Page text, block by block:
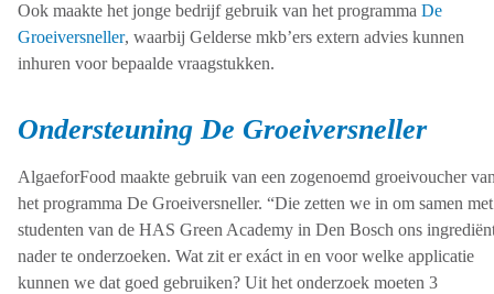
Ook maakte het jonge bedrijf gebruik van het programma De
Groeiversneller, waarbij Gelderse mkb’ers extern advies kunnen
inhuren voor bepaalde vraagstukken.
Ondersteuning De Groeiversneller
AlgaeforFood maakte gebruik van een zogenoemd groeivoucher
het programma De Groeiversneller. “Die zetten we in om samen
studenten van de HAS Green Academy in Den Bosch ons
nader te onderzoeken. Wat zit er exáct in en voor welke applicatie
kunnen we dat goed gebruiken? Uit het onderzoek moeten 3